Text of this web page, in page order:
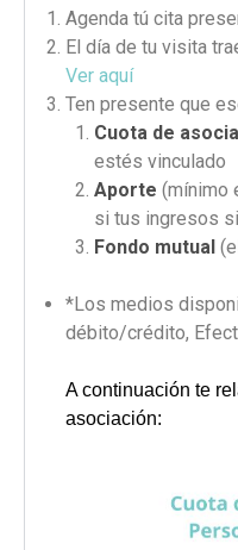
Agenda tú cita
El día de tu visita
Ver aquí
Ten presente que
Cuota de
estés vinculado
Aporte (mínimo
si tus ingresos
Fondo mutual
*Los medios
débito/crédito,
A continuación te
asociación: